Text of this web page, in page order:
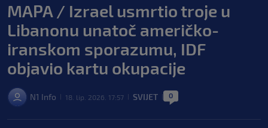
MAPA / Izrael usmrtio troje u
Libanonu unatoč američko-
iranskom sporazumu, IDF
objavio kartu okupacije
N1 Info 18. lip. 2026. 17:57 SVIJET 0